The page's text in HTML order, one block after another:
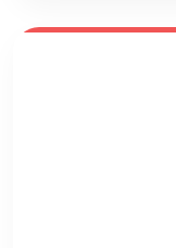
bandeau cookies
vous opposer à ce